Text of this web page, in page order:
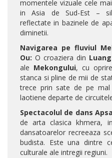
momentele vizuale cele
in Asia de Sud-Est –
reflectate in bazinele de
diminetii.
Navigarea pe fluviul
Ou: O croaziera din
ale Mekongului, cu
stanca si pline de mii de
trece prin sate de pe
laotiene departe de
Spectacolul de dans
de arta clasica khmera,
dansatoarelor recreeaza
budista. Este una dintre
culturale ale intregii regiuni.